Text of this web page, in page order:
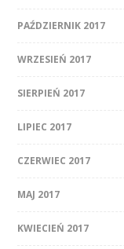
PAŹDZIERNIK 2017
WRZESIEŃ 2017
SIERPIEŃ 2017
LIPIEC 2017
CZERWIEC 2017
MAJ 2017
KWIECIEŃ 2017